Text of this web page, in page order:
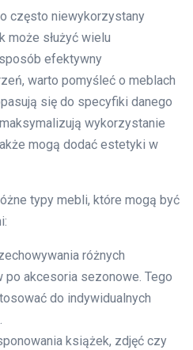
często niewykorzystany
może służyć wielu
efektywny
warto pomyśleć o meblach
się do specyfiki danego
wykorzystanie
mogą dodać estetyki w
typy mebli, które mogą być
różnych
akcesoria sezonowe. Tego
do indywidualnych
książek, zdjęć czy